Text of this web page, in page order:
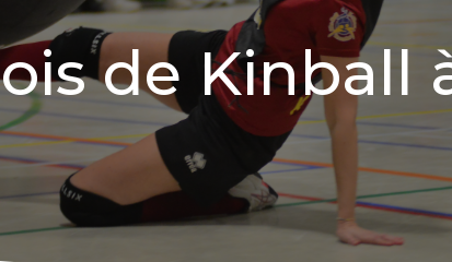
de Kinball